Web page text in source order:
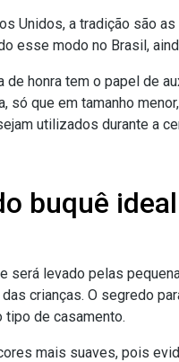
Unidos, a tradição são
esse modo no Brasil,
de honra tem o papel de
só que em tamanho
utilizados durante a
buquê ideal
será levado pelas
crianças. O segredo
tipo de casamento.
mais suaves, pois